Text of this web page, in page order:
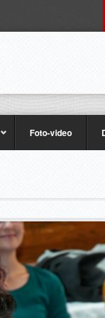
Foto-video